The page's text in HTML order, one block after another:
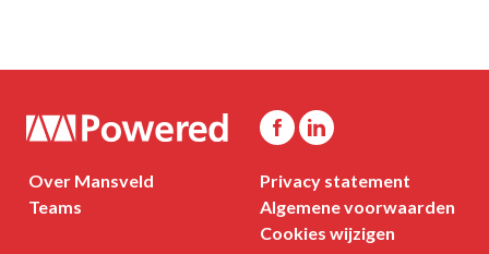
Over Mansveld
Teams
Privacy statement
Algemene voorwaarden
Cookies wijzigen